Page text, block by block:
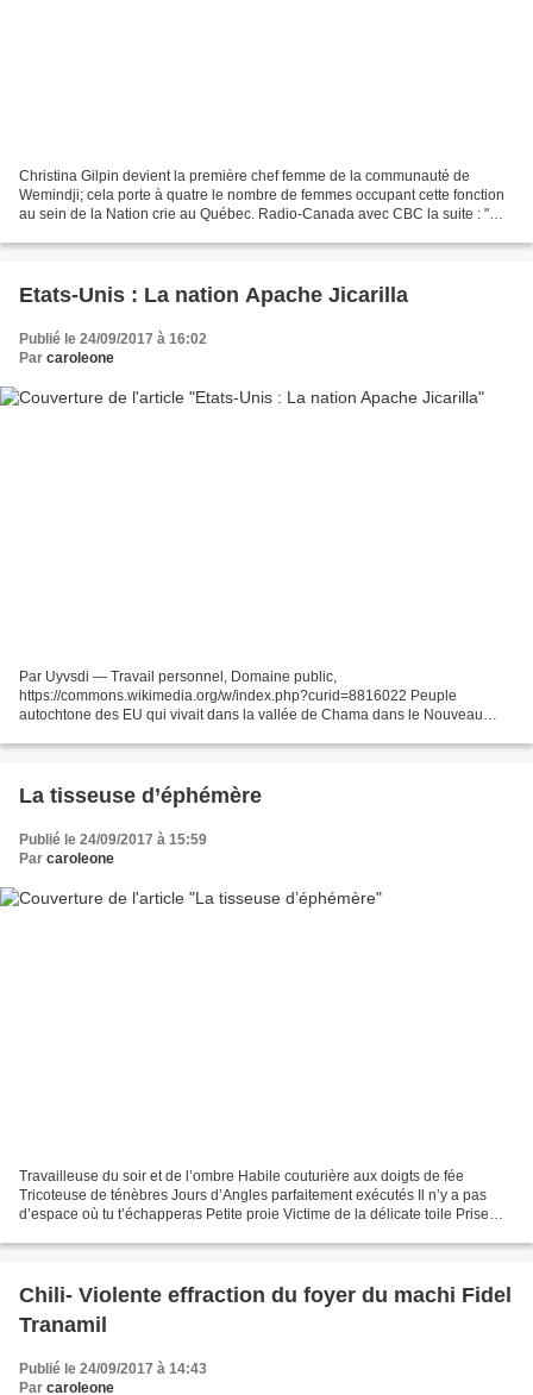
Christina Gilpin devient la première chef femme de la communauté de
Wemindji; cela porte à quatre le nombre de femmes occupant cette fonction
au sein de la Nation crie au Québec. Radio-Canada avec CBC la suite : "
Etats-Unis : La nation Apache Jicarilla
Publié le 24/09/2017 à 16:02
Par caroleone
Par Uyvsdi — Travail personnel, Domaine public,
https://commons.wikimedia.org/w/index.php?curid=8816022 Peuple
autochtone des EU qui vivait dans la vallée de Chama dans le Nouveau
La tisseuse d’éphémère
Publié le 24/09/2017 à 15:59
Par caroleone
Travailleuse du soir et de l’ombre Habile couturière aux doigts de fée
Tricoteuse de ténèbres Jours d’Angles parfaitement exécutés Il n’y a pas
d’espace où tu t’échapperas Petite proie Victime de la délicate toile Prise
Chili- Violente effraction du foyer du machi Fidel
Tranamil
Publié le 24/09/2017 à 14:43
Par caroleone